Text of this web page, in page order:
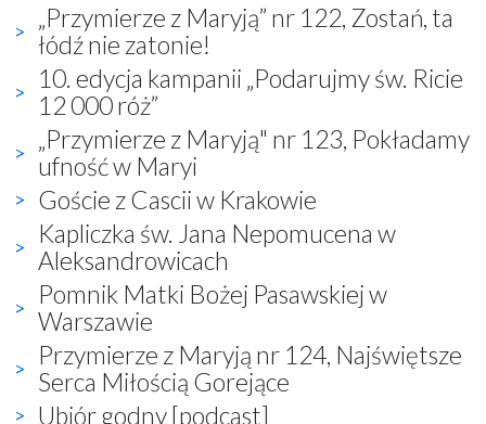
„Przymierze z Maryją” nr 122, Zostań, ta
łódź nie zatonie!
10. edycja kampanii „Podarujmy św. Ricie
12 000 róż”
„Przymierze z Maryją" nr 123, Pokładamy
ufność w Maryi
Goście z Cascii w Krakowie
Kapliczka św. Jana Nepomucena w
Aleksandrowicach
Pomnik Matki Bożej Pasawskiej w
Warszawie
Przymierze z Maryją nr 124, Najświętsze
Serca Miłością Gorejące
Ubiór godny [podcast]